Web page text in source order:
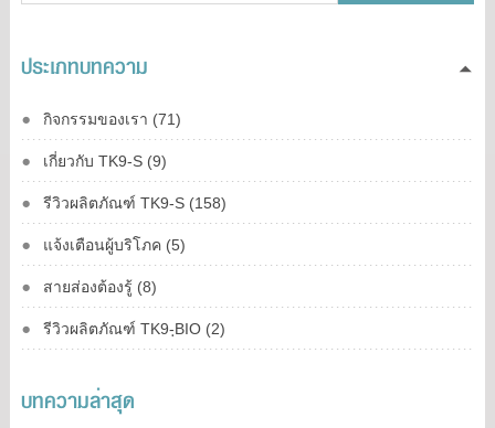
ประเภทบทความ
กิจกรรมของเรา (71)
เกี่ยวกับ TK9-S (9)
รีวิวผลิตภัณฑ์ TK9-S (158)
แจ้งเตือนผู้บริโภค (5)
สายส่องต้องรู้ (8)
รีวิวผลิตภัณฑ์ TK9-ฺBIO (2)
บทความล่าสุด